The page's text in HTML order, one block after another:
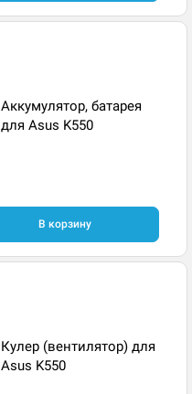
Аккумулятор, батарея
для Asus K550
В корзину
Кулер (вентилятор) для
Asus K550